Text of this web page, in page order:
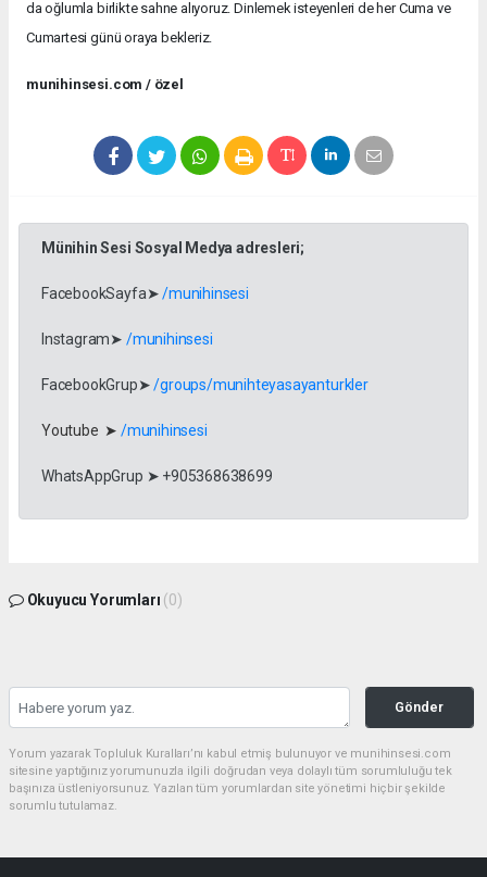
da oğlumla birlikte sahne alıyoruz. Dinlemek isteyenleri de her Cuma ve
Cumartesi günü oraya bekleriz.
munihinsesi.com / özel
Münihin Sesi Sosyal Medya adresleri;
FacebookSayfa➤/munihinsesi
Instagram➤ /munihinsesi
FacebookGrup➤/groups/munihteyasayanturkler
Youtube ➤ /munihinsesi
WhatsAppGrup ➤ +905368638699
Okuyucu Yorumları (0)
Gönder
Yorum yazarak Topluluk Kuralları’nı kabul etmiş bulunuyor ve munihinsesi.com
sitesine yaptığınız yorumunuzla ilgili doğrudan veya dolaylı tüm sorumluluğu tek
başınıza üstleniyorsunuz. Yazılan tüm yorumlardan site yönetimi hiçbir şekilde
sorumlu tutulamaz.